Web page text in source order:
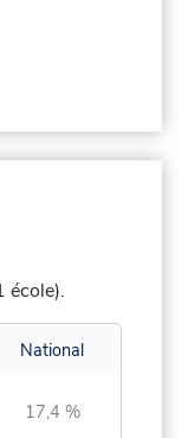
école).
National
17,4 %